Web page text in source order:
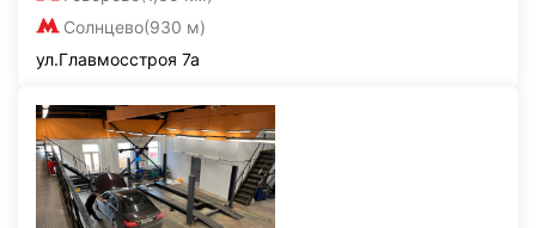
Солнцево(930 м)
ул.Главмосстроя 7а